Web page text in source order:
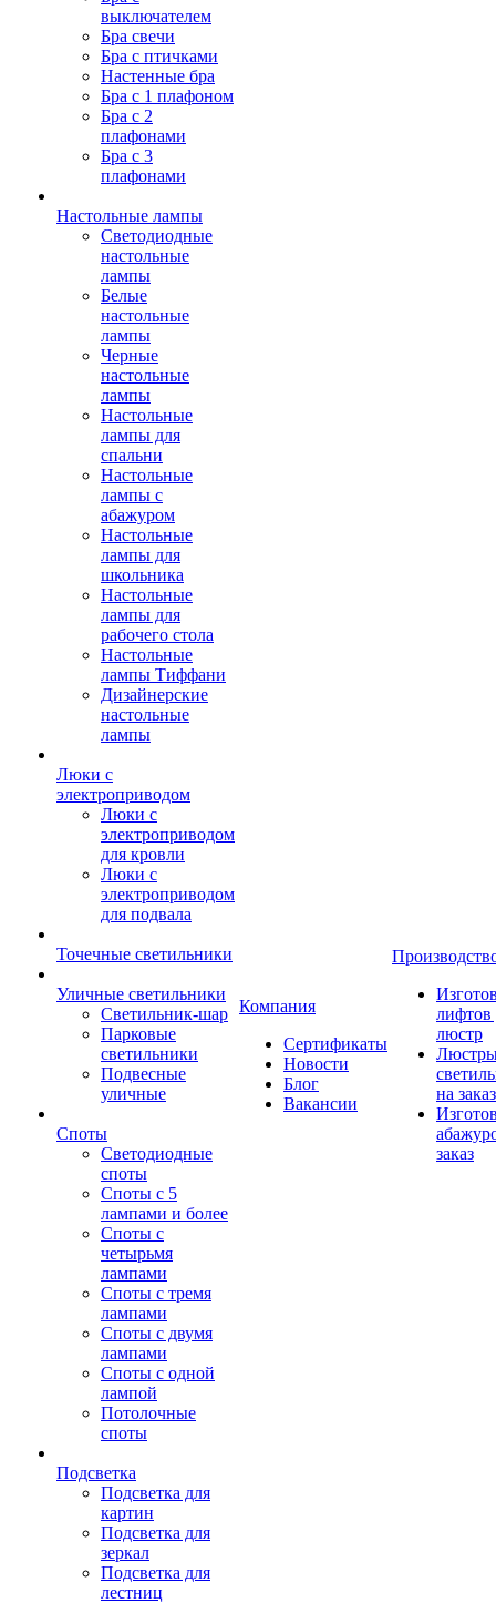
выключателем
Бра свечи
Бра с птичками
Настенные бра
Бра с 1 плафоном
Бра с 2
плафонами
Бра с 3
плафонами
Настольные лампы
Светодиодные
настольные
лампы
Белые
настольные
лампы
Черные
настольные
лампы
Настольные
лампы для
спальни
Настольные
лампы с
абажуром
Настольные
лампы для
школьника
Настольные
лампы для
рабочего стола
Настольные
лампы Тиффани
Дизайнерские
настольные
лампы
Люки с
электроприводом
Люки с
электроприводом
для кровли
Люки с
электроприводом
для подвала
Точечные светильники
Уличные светильники
Светильник-шар
Парковые
светильники
Подвесные
уличные
Споты
Светодиодные
споты
Споты с 5
лампами и более
Споты с
четырьмя
лампами
Споты с тремя
лампами
Споты с двумя
лампами
Споты с одной
лампой
Потолочные
споты
Подсветка
Подсветка для
картин
Подсветка для
зеркал
Подсветка для
лестниц
Компания
Сертификаты
Новости
Блог
Вакансии
лифтов
люстр
на заказ
заказ